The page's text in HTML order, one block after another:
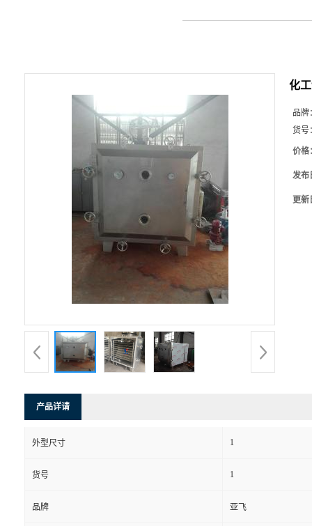
化
品牌
货号
价格
发布
更新
产品详请
外型尺寸 1
货号 1
品牌 亚飞